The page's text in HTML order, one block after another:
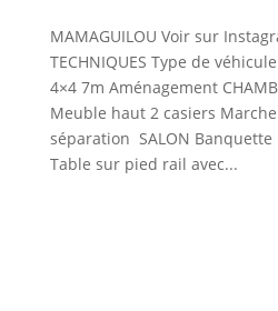
MAMAGUILOU Voir sur
TECHNIQUES Type de
4×4 7m Aménagement
Meuble haut 2 casiers
séparation SALON Banquette
Table sur pied rail avec...